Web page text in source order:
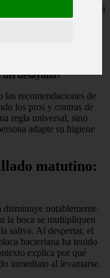
una serie de gestos casi
tostada, lavarse la cara
muy pocos se
es el más beneficioso
divide a pacientes y
del desayuno?
las recomendaciones de
los pros y contras de
regla universal, sino
adapte su higiene
matutino:
notablemente.
la boca se multipliquen
saliva. Al despertar, el
bacteriana ha tenido
explica por qué
inmediato al levantarse.